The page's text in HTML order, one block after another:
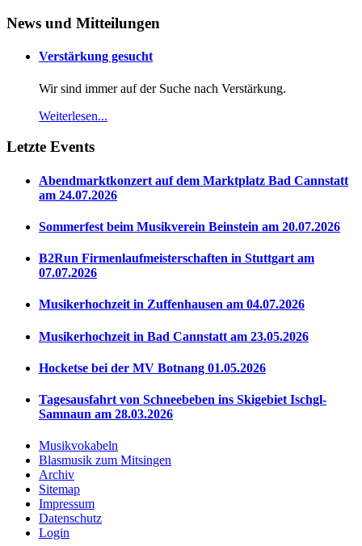
News und Mitteilungen
Verstärkung gesucht
Wir sind immer auf der Suche nach Verstärkung.
Weiterlesen...
Letzte Events
Abendmarktkonzert auf dem Marktplatz Bad Cannstatt
am 24.07.2026
Sommerfest beim Musikverein Beinstein am 20.07.2026
B2Run Firmenlaufmeisterschaften in Stuttgart am
07.07.2026
Musikerhochzeit in Zuffenhausen am 04.07.2026
Musikerhochzeit in Bad Cannstatt am 23.05.2026
Hocketse bei der MV Botnang 01.05.2026
Tagesausfahrt von Schneebeben ins Skigebiet Ischgl-
Samnaun am 28.03.2026
Musikvokabeln
Blasmusik zum Mitsingen
Archiv
Sitemap
Impressum
Datenschutz
Login